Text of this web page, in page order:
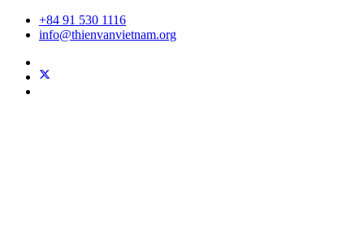
+84 91 530 1116
info@thienvanvietnam.org